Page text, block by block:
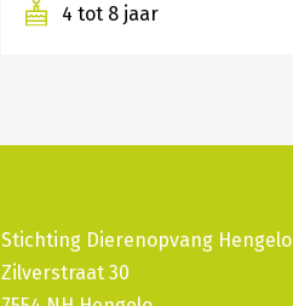
4 tot 8 jaar
Stichting Dierenopvang Hengelo
Zilverstraat 30